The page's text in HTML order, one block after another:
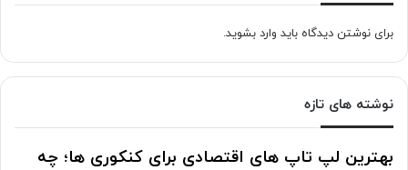
برای نوشتن دیدگاه باید وارد بشوید.
نوشته های تازه
بهترین لپ تاپ های اقتصادی برای کنکوری ها؛ چه